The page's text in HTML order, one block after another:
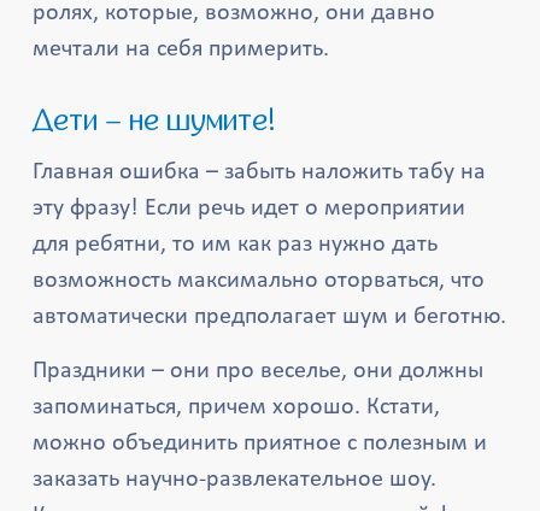
ролях, которые, возможно, они давно
мечтали на себя примерить.
Дети – не шумите!
Главная ошибка – забыть наложить табу на
эту фразу! Если речь идет о мероприятии
для ребятни, то им как раз нужно дать
возможность максимально оторваться, что
автоматически предполагает шум и беготню.
Праздники – они про веселье, они должны
запоминаться, причем хорошо. Кстати,
можно объединить приятное с полезным и
заказать научно-развлекательное шоу.